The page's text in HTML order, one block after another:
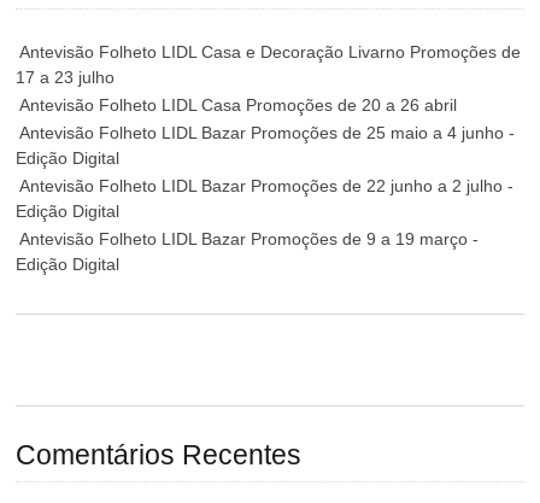
Antevisão Folheto LIDL Casa e Decoração Livarno Promoções de
17 a 23 julho
Antevisão Folheto LIDL Casa Promoções de 20 a 26 abril
Antevisão Folheto LIDL Bazar Promoções de 25 maio a 4 junho -
Edição Digital
Antevisão Folheto LIDL Bazar Promoções de 22 junho a 2 julho -
Edição Digital
Antevisão Folheto LIDL Bazar Promoções de 9 a 19 março -
Edição Digital
Comentários Recentes